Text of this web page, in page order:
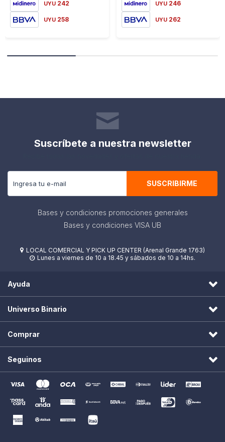
UYU 242
UYU 258
UYU 246
UYU 262
Suscríbete a nuestra newsletter
SUSCRIBIRME
Bases y condiciones promociones generales
Bases y condiciones VISA UB
 LOCAL COMERCIAL Y PICK UP CENTER (Arenal Grande 1763)
 Lunes a viernes de 10 a 18.45 y sábados de 10 a 14hs.
Ayuda
Universo Binario
Comprar
Seguinos